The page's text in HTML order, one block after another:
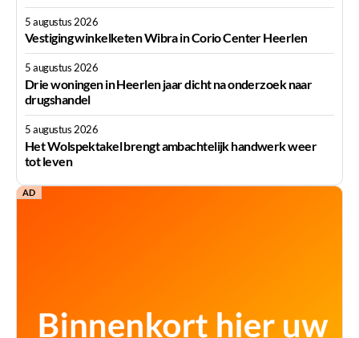
5 augustus 2026
Vestiging winkelketen Wibra in Corio Center Heerlen
5 augustus 2026
Drie woningen in Heerlen jaar dicht na onderzoek naar
drugshandel
5 augustus 2026
Het Wolspektakel brengt ambachtelijk handwerk weer
tot leven
AD